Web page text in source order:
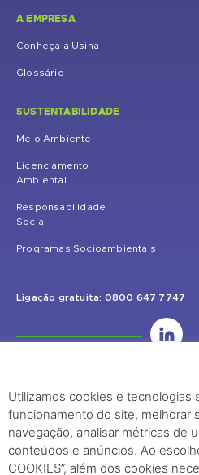
A EMPRESA
Conheça a Usina
Glossário
SUSTENTABILIDADE
Meio Ambiente
Licenciamento
Ambiental
Responsabilidade
Social
Programas Socioambientais
Ligação gratuita: 0800 647 7747
UHE Jirau
Rodovia BR-364, KM 824 S/Nº - Distrito
(RO) – CEP: 76840-000 – Telefone: (69)
Utilizamos cookies e tecnologias
funcionamento do site, melhorar
navegação, analisar métricas de
conteúdos e anúncios. Ao
COOKIES”, além dos cookies